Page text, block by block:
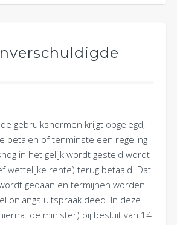
gebruiksnormen krijgt opgelegd,
betalen of tenminste een regeling
in het gelijk wordt gesteld wordt
wettelijke rente) terug betaald. Dat
gedaan en termijnen worden
onlangs uitspraak deed. In deze
de minister) bij besluit van 14